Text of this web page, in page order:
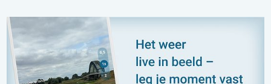
Impressies maken, momenten delen. Deel wat je ziet!. . .